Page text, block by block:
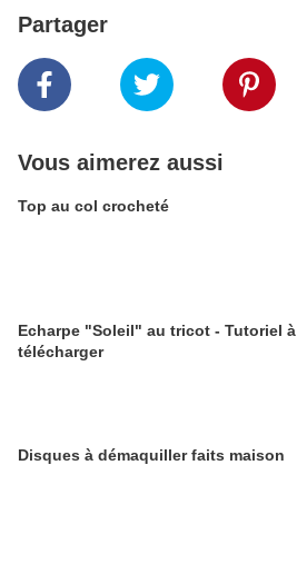
Partager
Vous aimerez aussi
Top au col crocheté
Echarpe "Soleil" au tricot - Tutoriel à
télécharger
Disques à démaquiller faits maison